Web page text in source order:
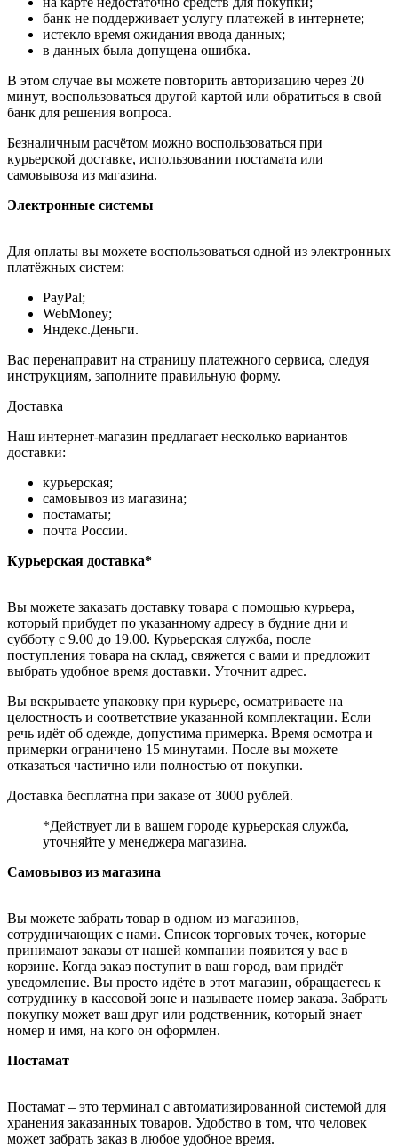
банк не поддерживает услугу платежей в интернете;
истекло время ожидания ввода данных;
в данных была допущена ошибка.
В этом случае вы можете повторить авторизацию через 20
минут, воспользоваться другой картой или обратиться в свой
банк для решения вопроса.
Безналичным расчётом можно воспользоваться при
курьерской доставке, использовании постамата или
самовывоза из магазина.
Электронные системы
Для оплаты вы можете воспользоваться одной из электронных
платёжных систем:
PayPal;
WebMoney;
Яндекс.Деньги.
Вас перенаправит на страницу платежного сервиса, следуя
инструкциям, заполните правильную форму.
Доставка
Наш интернет-магазин предлагает несколько вариантов
доставки:
курьерская;
самовывоз из магазина;
постаматы;
почта России.
Курьерская доставка*
Вы можете заказать доставку товара с помощью курьера,
который прибудет по указанному адресу в будние дни и
субботу с 9.00 до 19.00. Курьерская служба, после
поступления товара на склад, свяжется с вами и предложит
выбрать удобное время доставки. Уточнит адрес.
Вы вскрываете упаковку при курьере, осматриваете на
целостность и соответствие указанной комплектации. Если
речь идёт об одежде, допустима примерка. Время осмотра и
примерки ограничено 15 минутами. После вы можете
отказаться частично или полностью от покупки.
Доставка бесплатна при заказе от 3000 рублей.
*Действует ли в вашем городе курьерская служба,
уточняйте у менеджера магазина.
Самовывоз из магазина
Вы можете забрать товар в одном из магазинов,
сотрудничающих с нами. Список торговых точек, которые
принимают заказы от нашей компании появится у вас в
корзине. Когда заказ поступит в ваш город, вам придёт
уведомление. Вы просто идёте в этот магазин, обращаетесь к
сотруднику в кассовой зоне и называете номер заказа. Забрать
покупку может ваш друг или родственник, который знает
номер и имя, на кого он оформлен.
Постамат
Постамат – это терминал с автоматизированной системой для
хранения заказанных товаров. Удобство в том, что человек
может забрать заказ в любое удобное время.